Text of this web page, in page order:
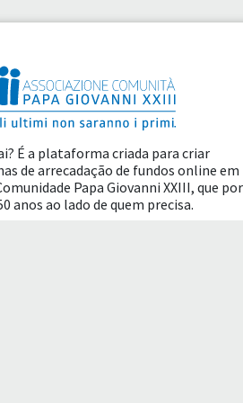
É a plataforma criada para criar
de arrecadação de fundos online em
Papa Giovanni XXIII, que por
anos ao lado de quem precisa.